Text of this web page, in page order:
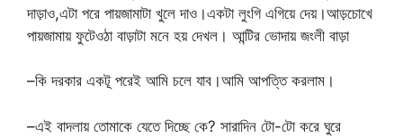
দাড়াও,এটা পরে পায়জামাটা খুলে দাও।একটা লুংগি এগিয়ে দেয়।আড়চোখে
পায়জামায় ফুটেওঠা বাড়াটা মনে হয় দেখল। আন্টির ভোদায় জংলী বাড়া
–কি দরকার একটূ পরেই আমি চলে যাব।আমি আপত্তি করলাম।
–এই বাদলায় তোমাকে যেতে দিচ্ছে কে? সারাদিন টো-টো করে ঘুরে